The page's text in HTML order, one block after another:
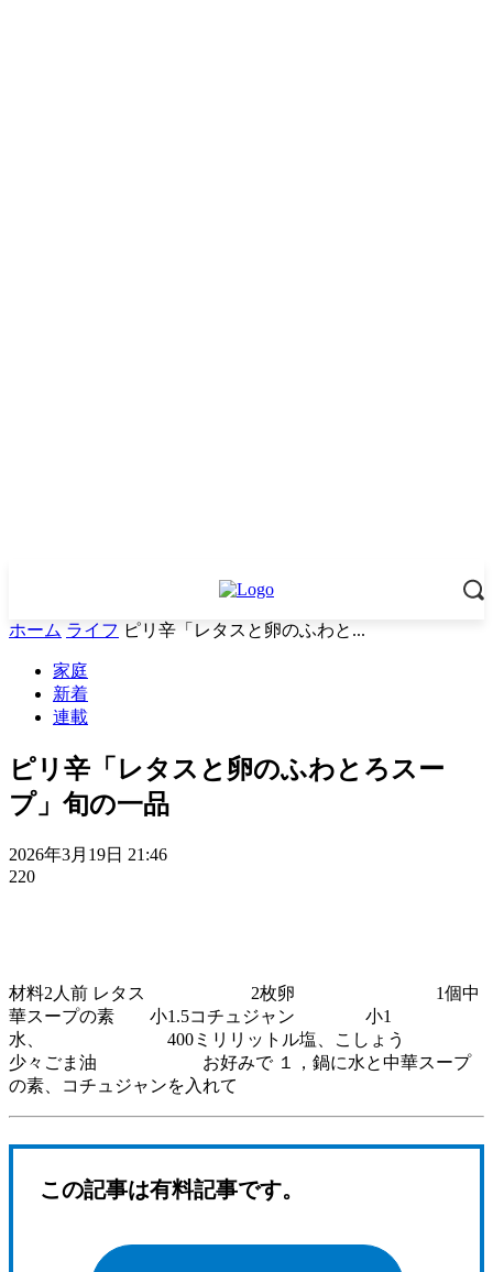
ホーム ライフ ピリ辛「レタスと卵のふわと...
家庭
新着
連載
ピリ辛「レタスと卵のふわとろスー
プ」旬の一品
2026年3月19日 21:46
220
材料2人前 レタス 2枚卵 1個中
華スープの素 小1.5コチュジャン 小1
水、 400ミリリットル塩、こしょう
少々ごま油 お好みで １，鍋に水と中華スープ
の素、コチュジャンを入れて
この記事は有料記事です。